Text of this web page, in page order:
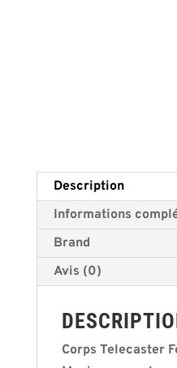
Description
Informations
Brand
Avis (0)
Corps Telecaster